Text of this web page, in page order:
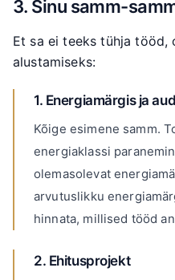
3. Sinu samm-
Et sa ei teeks tühja tööd,
alustamiseks:
1. Energiamärgis ja
Kõige esimene samm.
energiaklassi
olemasolevat
arvutuslikku
hinnata, millised tööd
2. Ehitusprojekt